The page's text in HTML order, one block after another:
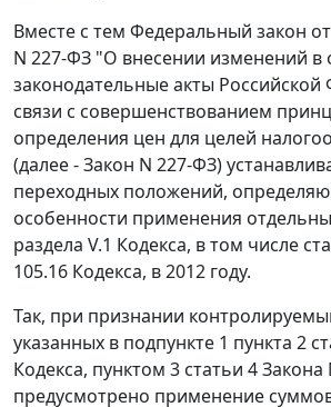
Вместе с тем Федеральный закон
N 227-ФЗ "О внесении изменений в
законодательные акты
связи с совершенствованием
определения цен для целей
(далее - Закон N 227-ФЗ)
переходных положений,
особенности применения
раздела V.1 Кодекса, в том числе
105.16 Кодекса, в 2012 году.
Так, при признании
указанных в подпункте 1 пункта 2
Кодекса, пунктом 3 статьи 4
предусмотрено применение